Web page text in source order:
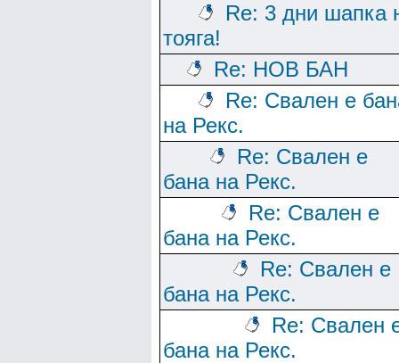
Re: 3 дни шапка
тояга!
Re: НОВ БАН
Re: Свален е
на Рекс.
Re: Свален е
бана на Рекс.
Re: Свален е
бана на Рекс.
Re: Свален е
бана на Рекс.
Re: Свален
бана на Рекс.